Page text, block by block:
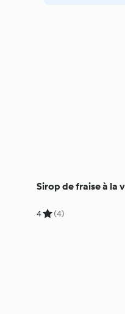
Sirop de fraise à la
4 (4)